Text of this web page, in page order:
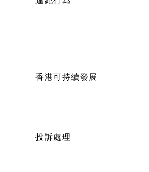
香港可持續發展
投訴處理